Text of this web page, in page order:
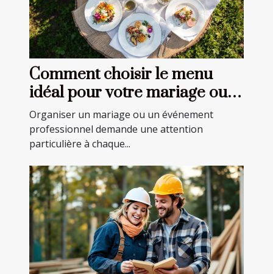
Comment choisir le menu
idéal pour votre mariage ou
événement professionnel ?
Organiser un mariage ou un événement
professionnel demande une attention
particulière à chaque...